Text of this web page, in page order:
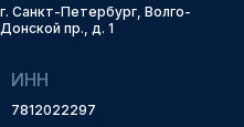
г. Санкт-Петербург, Волго-
Донской пр., д. 1
ИНН
7812022297